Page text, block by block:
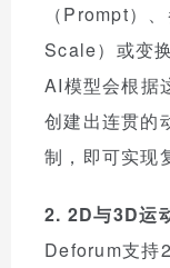
（Prompt）
Scale）或变
AI模型会根据
创建出连贯的
制，即可实现
2. 2D与3D运
Deforum支持